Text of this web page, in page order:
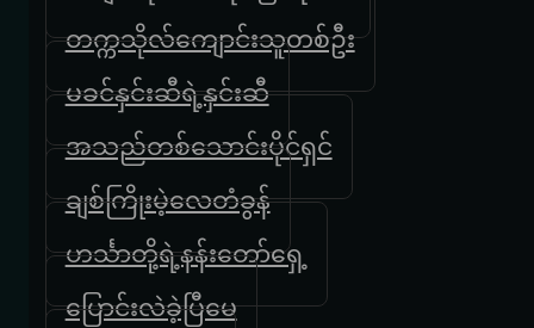
တက္ကသိုလ်ကျောင်းသူတစ်ဦး
မခင်နှင်းဆီရဲ့နှင်းဆီ
အသည်တစ်သောင်းပိုင်ရှင်
ချစ်ကြိုးမဲ့လေတံခွန်
ဟင်္သာတို့ရဲ့နန်းတော်ရှေ့
ပြောင်းလဲခဲ့ပြီ‌မေ